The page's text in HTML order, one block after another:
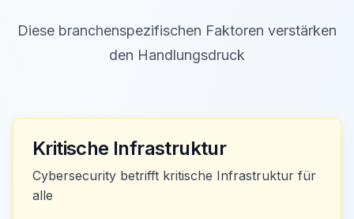
Diese branchenspezifischen Faktoren verstärken
den Handlungsdruck
Kritische Infrastruktur
Cybersecurity betrifft kritische Infrastruktur für
alle